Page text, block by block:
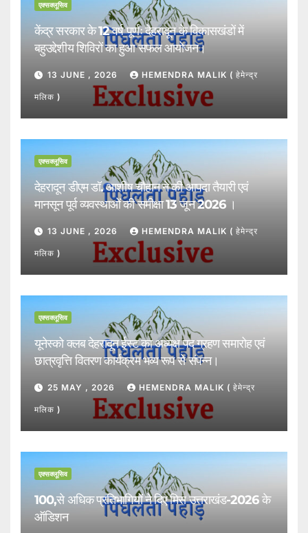
एक्सक्लूसिव
केंद्र सरकार के 12 वर्ष पूर्णः देहरादून के विकासखंडों में
बहुउद्देशीय शिविरों का हुआ सफल आयोजन।
13 JUNE , 2026 HEMENDRA MALIK ( हेमेन्द्र
मलिक )
एक्सक्लूसिव
देहरादून डीएम डॉ. आशीष चौहान ने की आपदा तैयारी एवं
मानसून पूर्व व्यवस्थाओं की समीक्षा 13 जून 2026 ।
13 JUNE , 2026 HEMENDRA MALIK ( हेमेन्द्र
मलिक )
एक्सक्लूसिव
यूनेस्को क्लब देहरादून ईस्ट का अध्यक्ष पद ग्रहण समारोह एवं
छात्रवृत्ति वितरण कार्यक्रम भव्य रूप से संपन्न।
25 MAY , 2026 HEMENDRA MALIK ( हेमेन्द्र
मलिक )
एक्सक्लूसिव
100,से अधिक प्रतिभागियों ने दिए मिस उत्तराखंड-2026 के
ऑडिशन